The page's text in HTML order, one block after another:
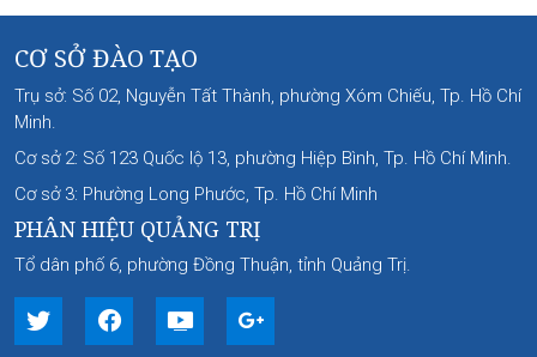
CƠ SỞ ĐÀO TẠO
Trụ sở: Số 02, Nguyễn Tất Thành, phường Xóm Chiếu, Tp. Hồ Chí
Minh.
Cơ sở 2: Số 123 Quốc lộ 13, phường Hiệp Bình, Tp. Hồ Chí Minh.
Cơ sở 3: Phường Long Phước, Tp. Hồ Chí Minh
PHÂN HIỆU QUẢNG TRỊ
Tổ dân phố 6, phường Đồng Thuận, tỉnh Quảng Trị.